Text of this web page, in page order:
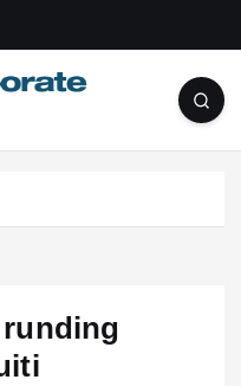
runding